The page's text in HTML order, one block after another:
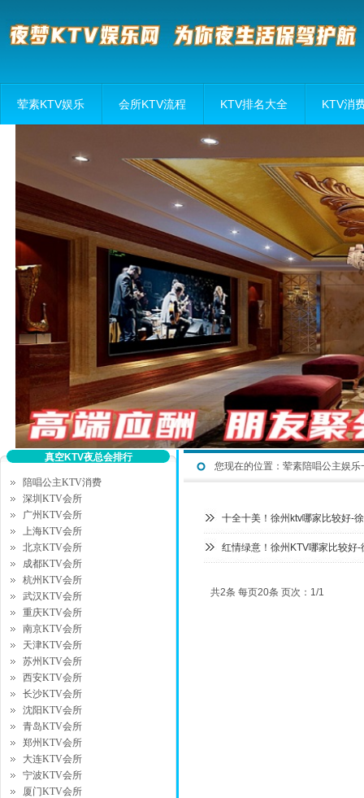
荤素KTV娱乐 会所KTV流程 KTV排名大全 KTV消
您现在的位置： 荤素陪唱公主娱乐
十全十美！徐州ktv哪家比较好-
红情绿意！徐州KTV哪家比较好
共2条 每页20条 页次：1/1
真空KTV夜总会排行
陪唱公主KTV消费
深圳KTV会所
广州KTV会所
上海KTV会所
北京KTV会所
成都KTV会所
杭州KTV会所
武汉KTV会所
重庆KTV会所
南京KTV会所
天津KTV会所
苏州KTV会所
西安KTV会所
长沙KTV会所
沈阳KTV会所
青岛KTV会所
郑州KTV会所
大连KTV会所
宁波KTV会所
厦门KTV会所